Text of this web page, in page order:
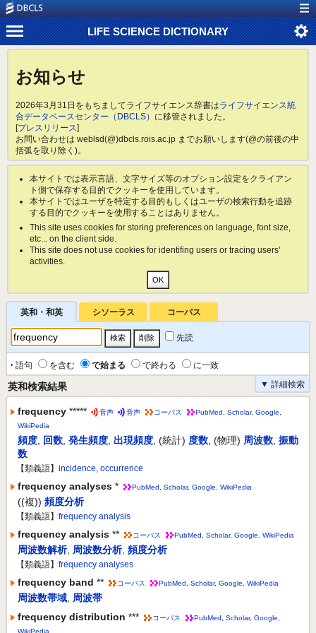
LIFE SCIENCE DICTIONARY
お知らせ
2026年3月31日をもちましてライフサイエンス辞書はライフサイエンス統
合データベースセンター（DBCLS） に移管されました。
[プレスリリース]
お問い合わせは weblsd(@)dbcls.rois.ac.jp までお願いします(@の前後の中
括弧を取り除く)。
本サイトでは表示言語、文字サイズ等のオプション設定をクライアン
ト側で保存する目的でクッキーを使用しています。
本サイトではユーザを特定する目的もしくはユーザの検索行動を追跡
する目的でクッキーを使用することはありません。
This site uses cookies for storing preferences on language, font size,
etc... on the client side.
This site does not use cookies for identifing users or tracing users'
activities.
英和・和英 シソーラス コーパス
先読
‣ 語句 を含む で始まる で終わる
に一致
▼ 詳細検索
英和検索結果
frequency ***** 音声 音声 コーパス PubMed Scholar, Google
WikiPedia
頻度 回数 発生頻度 出現頻度 (統計) 度数 (物理) 周波数 振動
数
【類義語】 incidence, occurrence
frequency analyses * PubMed Scholar, Google WikiPedia
((複)) 頻度分析
【類義語】 frequency analysis
frequency analysis ** コーパス PubMed Scholar, Google WikiPedia
周波数解析, 周波数分析, 頻度分析
【類義語】 frequency analyses
frequency band ** コーパス PubMed Scholar, Google WikiPedia
周波数帯域 周波帯
frequency distribution *** コーパス PubMed Scholar, Google
WikiPedia